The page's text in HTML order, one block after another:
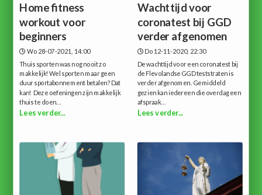
Home fitness
workout voor
beginners
Wo 28-07-2021, 14:00
Thuis sporten was nog nooit zo
makkelijk!Wel sporten maar geen
duur sportabonnement betalen? Dat
kan! Deze oefeningen zijn makkelijk
thuis te doen...
Lees verder...
Wachttijd voor
coronatest bij GGD
verder afgenomen
Do 12-11-2020, 22:30
De wachttijd voor een coronatest bij
de Flevolandse GGD teststraten is
verder afgenomen. Gemiddeld
gezien kan iedereen die overdag een
afspraak...
Lees verder...